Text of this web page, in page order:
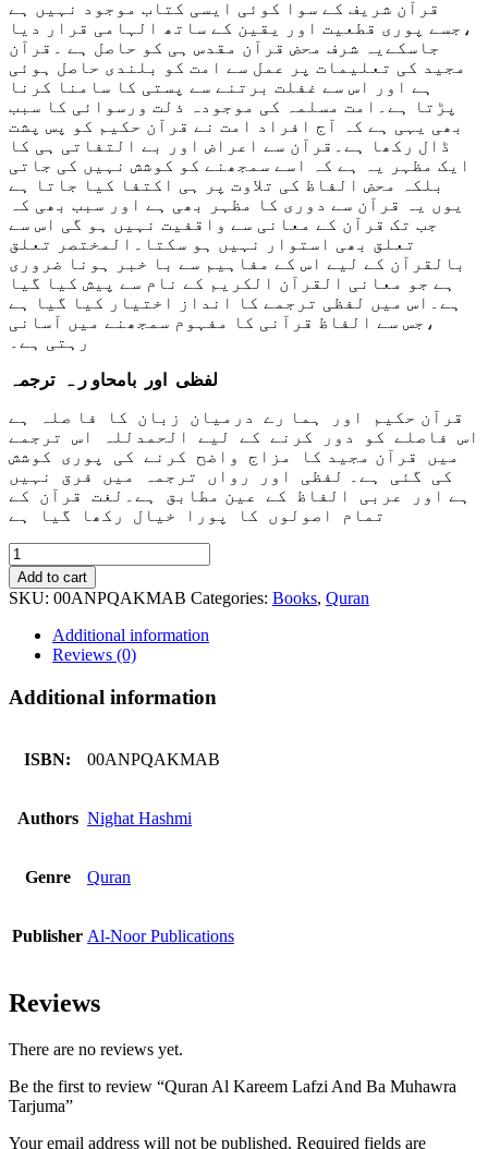
قرآن شریف کے سوا کوئی ایسی کتاب موجود نہیں ہے
،جسے پوری قطعیت اور یقین کے ساتھ الہامی قرار دیا
جاسکےیہ شرف محض قرآن مقدس ہی کو حاصل ہے ۔قرآن
مجید کی تعلیمات پر عمل سے امت کو بلندی حاصل ہوئی
ہے اور اس سے غفلت برتنے سے پستی کا سامنا کرنا
پڑتا ہے۔امت مسلمہ کی موجودہ ذلت ورسوائی کا سبب
بھی یہی ہے کہ آج افراد امت نے قرآن حکیم کو پس پشت
ڈال رکھا ہے۔قرآن سے اعراض اور بے التفاتی ہی کا
ایک مظہر یہ ہے کہ اسے سمجھنے کو کوشش نہیں کی جاتی
بلکہ محض الفاظ کی تلاوت پر ہی اکتفا کیا جاتا ہے
یوں یہ قرآن سے دوری کا مظہر بھی ہے اور سبب بھی کہ
جب تک قرآن کے معانی سے واقفیت نہیں ہو گی اس سے
تعلق بھی استوار نہیں ہو سکتا۔المختصر تعلق
بالقرآن کے لیے اس کے مفاہیم سے با خبر ہونا ضروری
ہے جو معانی القرآن الکریم کے نام سے پیش کیا گیا
ہے۔اس میں لفظی ترجمے کا انداز اختیار کیا گیا ہے
،جس سے الفاظ قرآنی کا مفہوم سمجھنے میں آسانی
رہتی ہے۔
لفظی اور بامحاو ر ہ ترجمہ
قرآن حکیم اور ہما رے درمیان زبان کا فا صلہ ہے
اس فاصلے کو دور کرنے کے لیے الحمدللہ اس ترجمے
میں قرآن مجید کا مزاج واضح کرنے کی پوری کوشش
کی گئی ہے۔ لفظی اور رواں ترجمہ میں فرق نہیں
ہے اور عربی الفاظ کے عین مطابق ہے۔لغت قرآن کے
تمام اصولوں کا پورا خیال رکھا گیا ہے
Quran
Al
Kareem
Lafzi
And
Muhawra
Tarjuma
quantity
Add to cart
SKU: 00ANPQAKMAB Categories: Books, Quran
Additional information
Reviews (0)
Additional information
ISBN: 00ANPQAKMAB
Authors Nighat Hashmi
Genre Quran
Publisher Al-Noor Publications
Reviews
There are no reviews yet.
Be the first to review “Quran Al Kareem Lafzi And Ba Muhawra
Tarjuma”
Your email address will not be published. Required fields are